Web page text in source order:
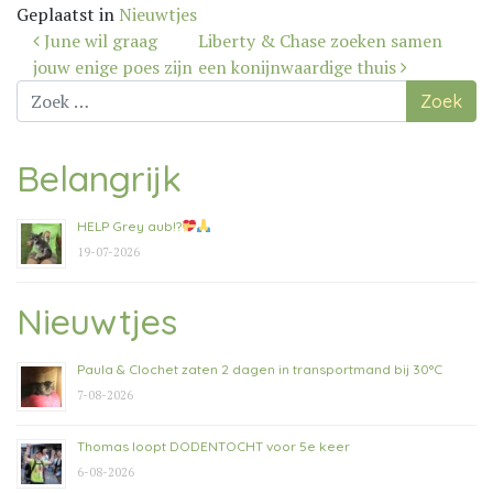
Geplaatst in Nieuwtjes
Bericht
navigatie
June wil graag
jouw enige poes zijn
Liberty & Chase zoeken samen
een konijnwaardige thuis
Zoek
naar:
Belangrijk
HELP Grey aub!?
19-07-2026
Nieuwtjes
Paula & Clochet zaten 2 dagen in transportmand bij 30°C
7-08-2026
Thomas loopt DODENTOCHT voor 5e keer
6-08-2026